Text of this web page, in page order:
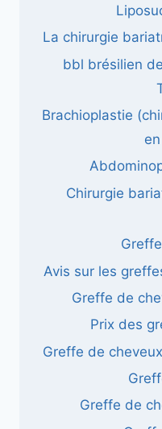
La chirurgie
bbl brésilien
Brachioplastie
Chirurgie
Avis sur les
Greffe de
Prix ​​des
Greffe de
Greffe de